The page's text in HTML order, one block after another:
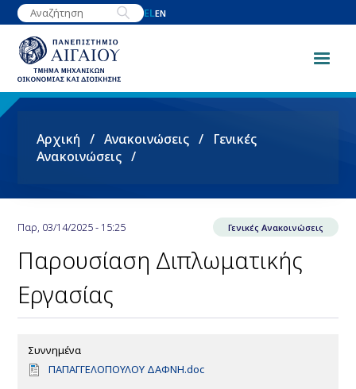
Παράκαμψη
προς
κυρίως
περιεχόμενο
ELEN
Breadcrumb
Αρχική Ανακοινώσεις
Γενικές
Ανακοινώσεις
Παρ, 03/14/2025 - 15:25 Γενικές Ανακοινώσεις
Παρουσίαση Διπλωματικής
Εργασίας
Συννημένα
D
ΠΑΠΑΓΓΕΛΟΠΟΥΛΟΥ ΔΑΦΝΗ.doc